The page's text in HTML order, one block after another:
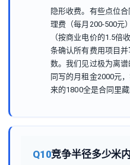
隐形收费。有些点位
理费（每月200-500元
（按商业电价的1.5倍
条确认所有费用项目
数。我们见过极为离
同写的月租金2000元
来的1800全是合同里藏
Q10竞争半径多少米